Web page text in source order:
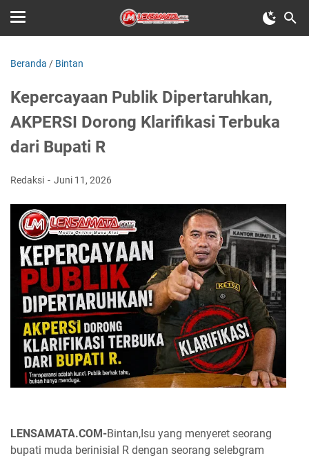
Beranda / Bintan
Kepercayaan Publik Dipertaruhkan,
AKPERSI Dorong Klarifikasi Terbuka
dari Bupati R
Redaksi Juni 11, 2026
LENSAMATA.COM-Bintan,Isu yang menyeret seorang
bupati muda berinisial R dengan seorang selebgram